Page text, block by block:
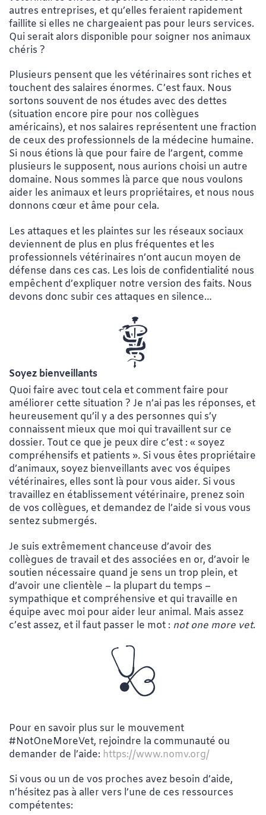
autres entreprises, et qu’elles feraient rapidement
faillite si elles ne chargeaient pas pour leurs services.
Qui serait alors disponible pour soigner nos animaux
chéris ?
Plusieurs pensent que les vétérinaires sont riches et
touchent des salaires énormes. C’est faux. Nous
sortons souvent de nos études avec des dettes
(situation encore pire pour nos collègues
américains), et nos salaires représentent une fraction
de ceux des professionnels de la médecine humaine.
Si nous étions là que pour faire de l’argent, comme
plusieurs le supposent, nous aurions choisi un autre
domaine. Nous sommes là parce que nous voulons
aider les animaux et leurs propriétaires, et nous nous
donnons cœur et âme pour cela.
Les attaques et les plaintes sur les réseaux sociaux
deviennent de plus en plus fréquentes et les
professionnels vétérinaires n’ont aucun moyen de
défense dans ces cas. Les lois de confidentialité nous
empêchent d’expliquer notre version des faits. Nous
devons donc subir ces attaques en silence…
Soyez bienveillants
Quoi faire avec tout cela et comment faire pour
améliorer cette situation ? Je n’ai pas les réponses, et
heureusement qu’il y a des personnes qui s’y
connaissent mieux que moi qui travaillent sur ce
dossier. Tout ce que je peux dire c’est : « soyez
compréhensifs et patients ». Si vous êtes propriétaire
d’animaux, soyez bienveillants avec vos équipes
vétérinaires, elles sont là pour vous aider. Si vous
travaillez en établissement vétérinaire, prenez soin
de vos collègues, et demandez de l’aide si vous vous
sentez submergés.
Je suis extrêmement chanceuse d’avoir des
collègues de travail et des associées en or, d’avoir le
soutien nécessaire quand je sens un trop plein, et
d’avoir une clientèle – la plupart du temps –
sympathique et compréhensive et qui travaille en
équipe avec moi pour aider leur animal. Mais assez
c’est assez, et il faut passer le mot : not one more vet.
Pour en savoir plus sur le mouvement
#NotOneMoreVet, rejoindre la communauté ou
demander de l’aide: https://www.nomv.org/
Si vous ou un de vos proches avez besoin d’aide,
n’hésitez pas à aller vers l’une de ces ressources
compétentes: